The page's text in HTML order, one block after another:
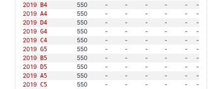
2019 B4 550 - - - - -
-
2019 A4 550 - - - - -
-
2019 D4 550 - - - - -
-
2019 G4 550 - - - - -
-
2019 C4 550 - - - - -
-
2019 G5 550 - - - - -
-
2019 B5 550 - - - - -
-
2019 D5 550 - - - - -
-
2019 A5 550 - - - - -
-
2019 C5 550 - - - - - -